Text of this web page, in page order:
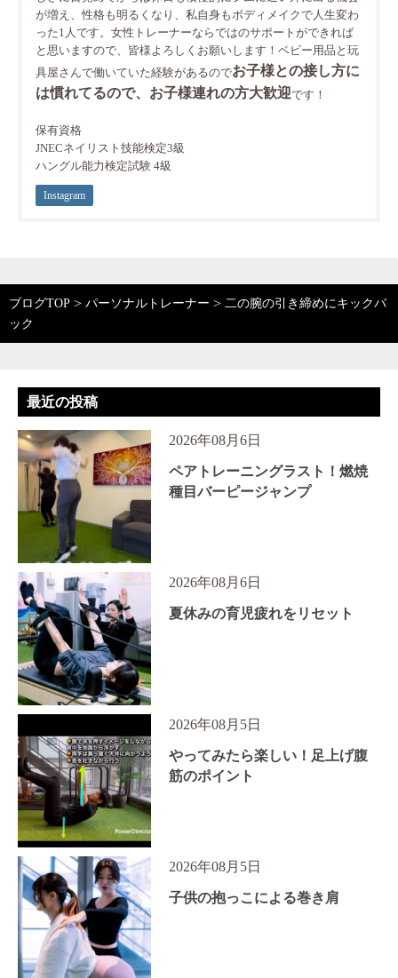
が増え、性格も明るくなり、私自身もボディメイクで人生変わ
った1人です。女性トレーナーならではのサポートができれば
と思いますので、皆様よろしくお願いします！ベビー用品と玩
具屋さんで働いていた経験があるのでお子様との接し方に
は慣れてるので、お子様連れの方大歓迎です！
保有資格
JNECネイリスト技能検定3級
ハングル能力検定試験 4級
Instagram
ブログTOP > パーソナルトレーナー > 二の腕の引き締めにキックバ
ック
最近の投稿
2026年08月6日
ペアトレーニングラスト！燃焼
種目バーピージャンプ
2026年08月6日
夏休みの育児疲れをリセット
2026年08月5日
やってみたら楽しい！足上げ腹
筋のポイント
2026年08月5日
子供の抱っこによる巻き肩